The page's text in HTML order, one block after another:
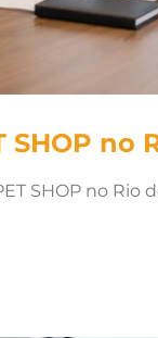
no
SHOP no Rio